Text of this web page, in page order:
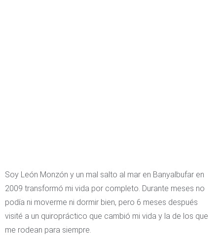
Soy León Monzón y un mal salto al mar en Banyalbufar en
2009 transformó mi vida por completo. Durante meses no
podía ni moverme ni dormir bien, pero 6 meses después
visité a un quiropráctico que cambió mi vida y la de los que
me rodean para siempre.